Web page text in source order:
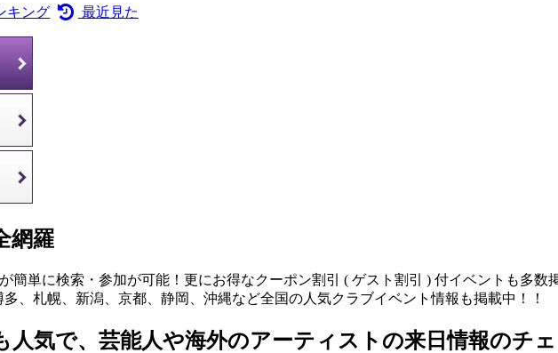
キング 最近見た
網羅
簡単に検索・参加が可能！更にお得なクーポン割引 ( ゲスト割引 ) 付イベントも多
、札幌、新潟、京都、静岡、沖縄など全国の人気クラブイベント情報も掲載中！！
人気で、芸能人や海外のアーティストの来日情報のチ